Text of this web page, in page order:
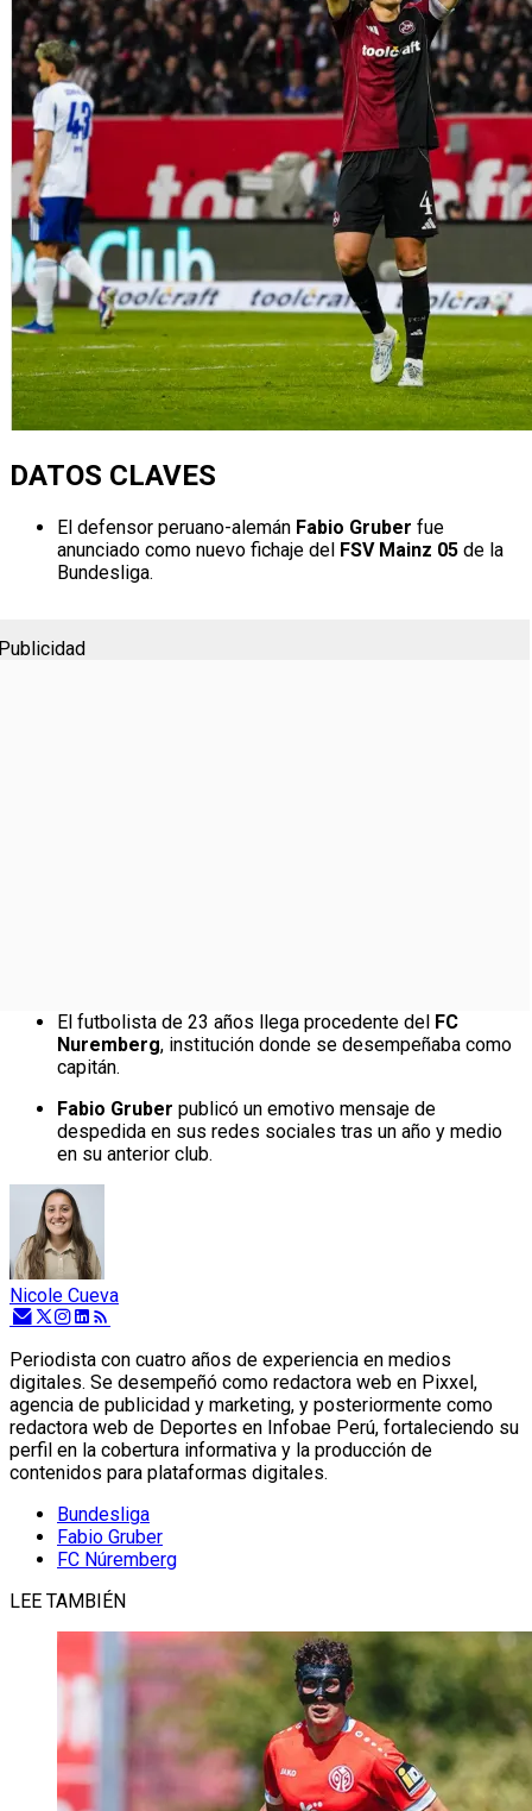
DATOS CLAVES
El defensor peruano-alemán Fabio Gruber fue
anunciado como nuevo fichaje del FSV Mainz 05 de la
Bundesliga.
El futbolista de 23 años llega procedente del FC
Nuremberg, institución donde se desempeñaba como
capitán.
Fabio Gruber publicó un emotivo mensaje de
despedida en sus redes sociales tras un año y medio
en su anterior club.
Nicole Cueva
Periodista con cuatro años de experiencia en medios
digitales. Se desempeñó como redactora web en Pixxel,
agencia de publicidad y marketing, y posteriormente como
redactora web de Deportes en Infobae Perú, fortaleciendo su
perfil en la cobertura informativa y la producción de
contenidos para plataformas digitales.
Bundesliga
Fabio Gruber
FC Núremberg
LEE TAMBIÉN